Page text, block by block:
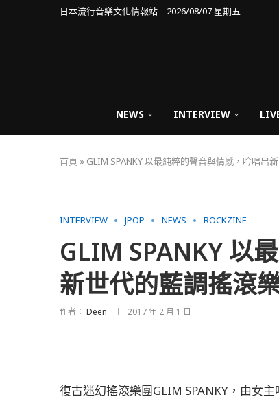
日本流行音樂文化情報站 2026/08/07 星期五
NEWS INTERVIEW
首頁 » GLIM SPANKY 以最純粹的聲音與情感，吟唱出
INTERVIEW JPOP NEWS ROCKZINE
GLIM SPANKY 以
新世代的藍調搖滾
作者： Deen 2017 年 2 月 1 日
復古迷幻搖滾樂團GLIM SPANKY，由女